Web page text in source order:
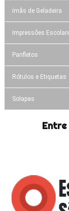
ímãs de Geladeira
Impressões
Panfletos
Rótulos e Etiquetas
Solapas